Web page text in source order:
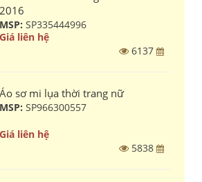
2016
MSP: SP335444996
Giá liên hệ
6137
Áo sơ mi lụa thời trang nữ
MSP: SP966300557
Giá liên hệ
5838